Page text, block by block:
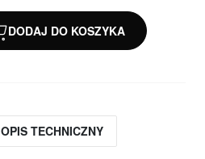
DODAJ DO KOSZYKA
OPIS TECHNICZNY